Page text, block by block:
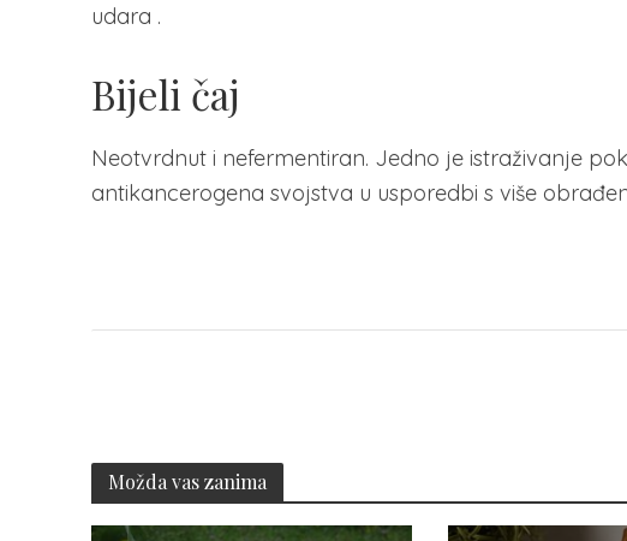
udara .
Bijeli čaj
Neotvrdnut i nefermentiran. Jedno je istraživanje
antikancerogena svojstva u usporedbi s više
Možda vas zanima